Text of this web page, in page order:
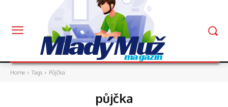
Mladý Muž
magazín
Home Tags Půjčka
půjčka